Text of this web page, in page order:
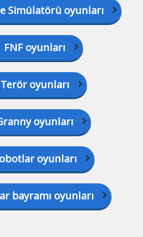
Simülatörü oyunları
FNF oyunları
Terör oyunları
oyunları
oyunları
bayramı oyunları